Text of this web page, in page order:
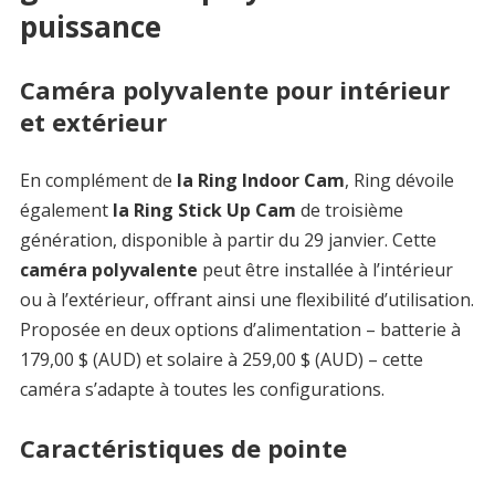
puissance
Caméra polyvalente pour intérieur
et extérieur
En complément de la Ring Indoor Cam, Ring dévoile
également la Ring Stick Up Cam de troisième
génération, disponible à partir du 29 janvier. Cette
caméra polyvalente peut être installée à l’intérieur
ou à l’extérieur, offrant ainsi une flexibilité d’utilisation.
Proposée en deux options d’alimentation – batterie à
179,00 $ (AUD) et solaire à 259,00 $ (AUD) – cette
caméra s’adapte à toutes les configurations.
Caractéristiques de pointe